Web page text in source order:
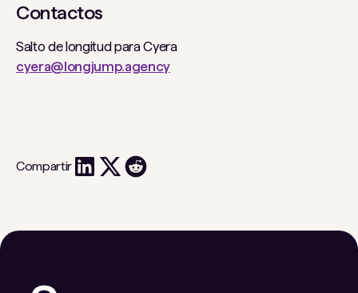
Contactos
Salto de longitud para Cyera
cyera@longjump.agency
Compartir